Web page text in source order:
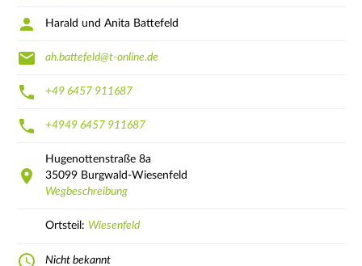
Harald und Anita Battefeld
ah.battefeld@t-online.de
+49 6457 911687
+4949 6457 911687
Hugenottenstraße 8a
35099 Burgwald-Wiesenfeld
Wegbeschreibung
Ortsteil: Wiesenfeld
Nicht bekannt